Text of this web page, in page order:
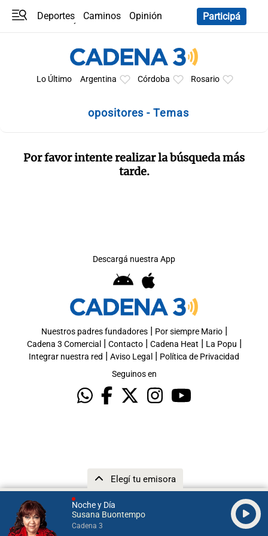
Noche y Día
Susana Buontempo
Cadena 3
Elegí tu emisora
Deportes Caminos
Opinión
Participá
Lo Último Argentina Córdoba Rosario
opositores - Temas
Por favor intente realizar la búsqueda más
tarde.
Descargá nuestra App
Nuestros padres fundadores| Por siempre Mario|
Cadena 3 Comercial | Contacto| Cadena Heat | La Popu |
Integrar nuestra red | Aviso Legal | Política de Privacidad
Seguinos en